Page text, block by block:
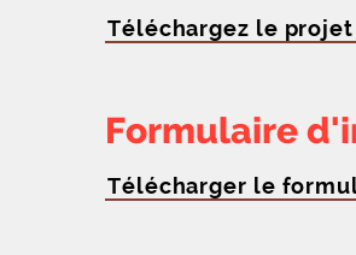
Téléchargez le
Formulaire
Télécharger le